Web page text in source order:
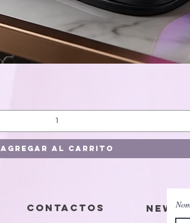
Agregar al carrito
contactos